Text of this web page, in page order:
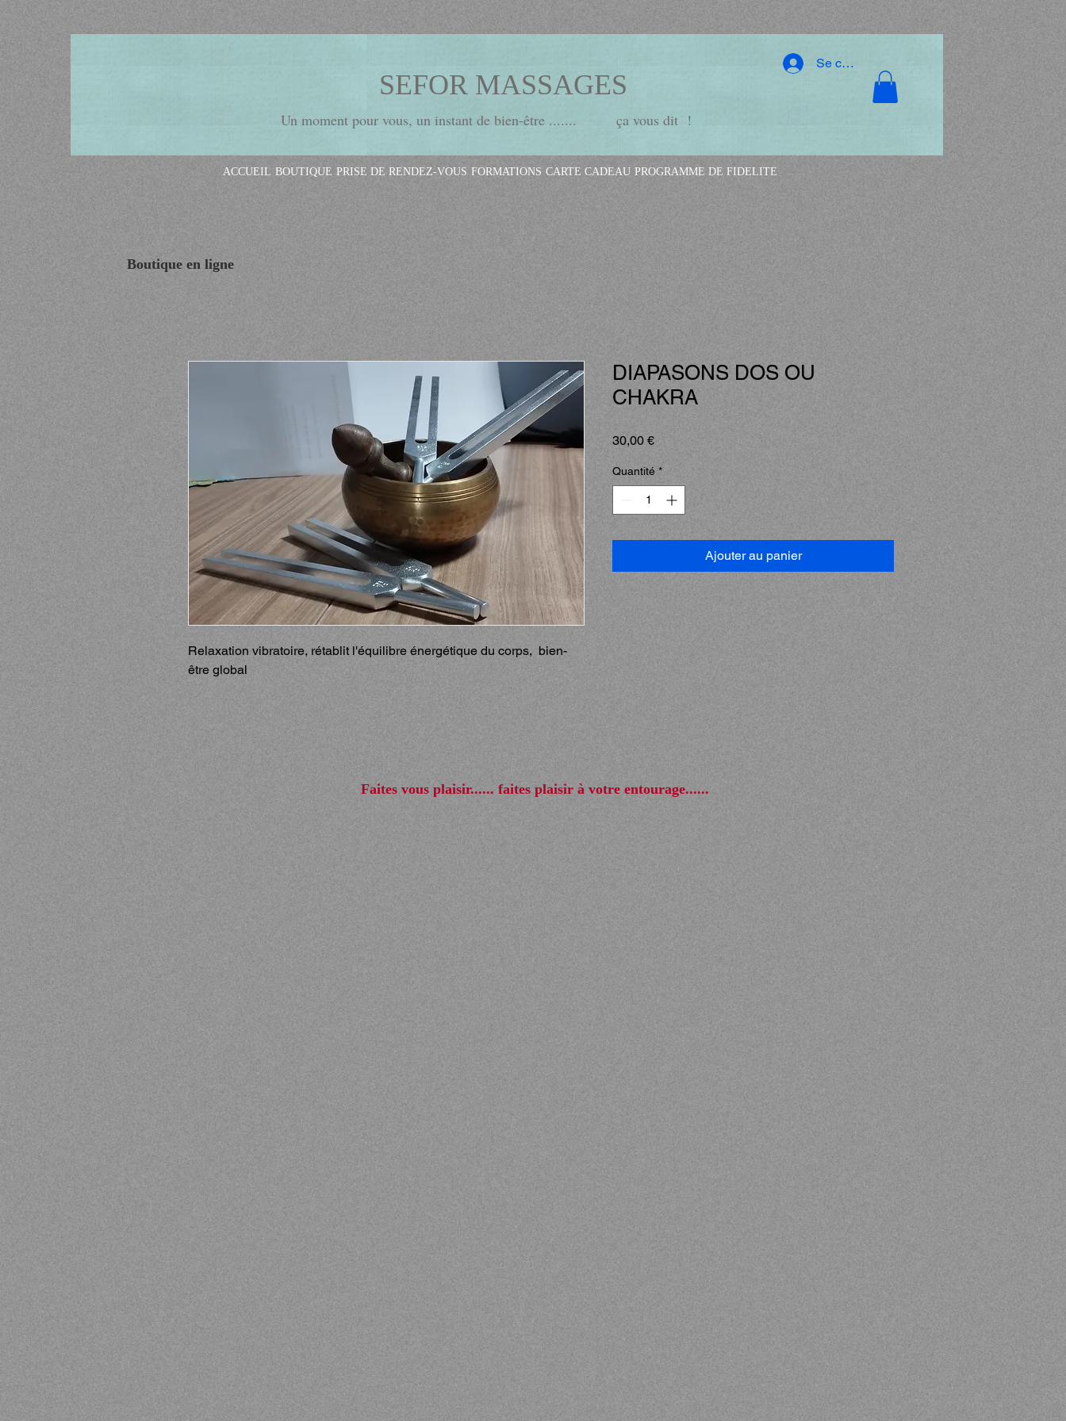
SEFOR MASSAGES
Se connecter
Un moment pour vous, un instant de bien-être ....... ça vous dit !
ACCUEIL BOUTIQUE PRISE DE RENDEZ-VOUS FORMATIONS CARTE CADEAU PROGRAMME DE FIDELITE
Boutique en ligne
Faites vous plaisir...... faites plaisir à votre entourage......
Relaxation vibratoire, rétablit l'équilibre énergétique du corps, bien-
être global
DIAPASONS DOS OU
CHAKRA
30,00 €Prix
Quantité *
Ajouter au panier